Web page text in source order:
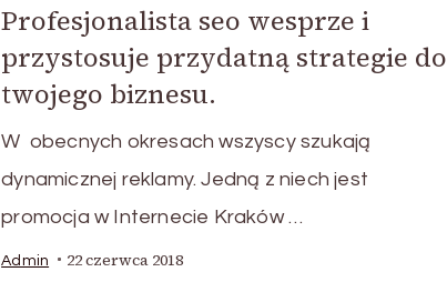
Profesjonalista seo wesprze i
przystosuje przydatną strategie do
twojego biznesu.
W obecnych okresach wszyscy szukają
dynamicznej reklamy. Jedną z niech jest
promocja w Internecie Kraków …
Admin 22 czerwca 2018